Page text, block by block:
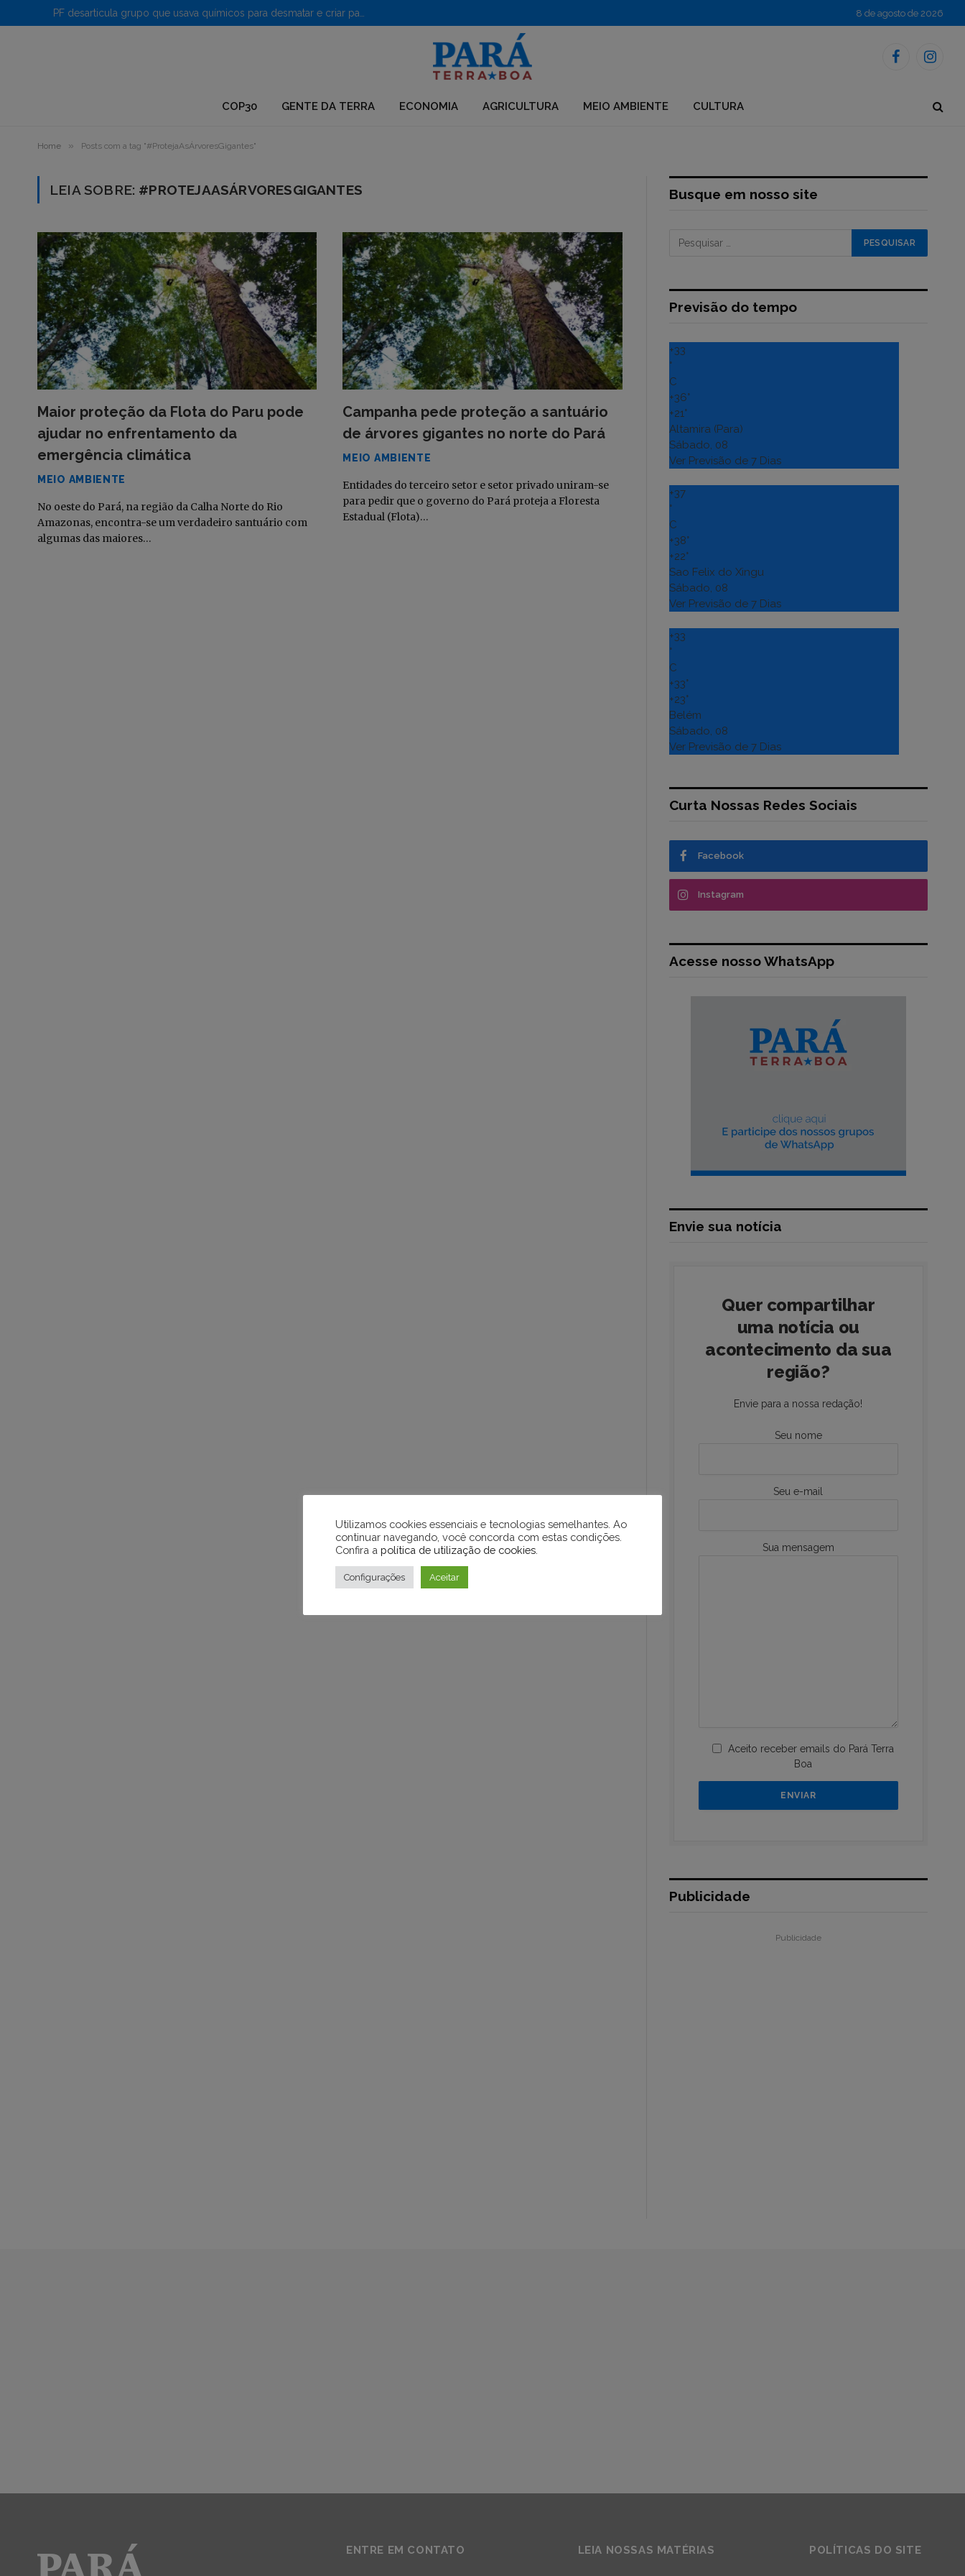
8 de agosto de 2026
Facebook
COP30 GENTE DA TERRA ECONOMIA AGRICULTURA MEIO AMBIENTE CULTURA
Home » Posts com a tag "#ProtejaAsÁrvoresGigantes"
LEIA SOBRE: #PROTEJAASÁRVORESGIGANTES
Maior proteção da Flota do Paru pode
ajudar no enfrentamento da
emergência climática
MEIO AMBIENTE
No oeste do Pará, na região da Calha Norte do Rio
Amazonas, encontra-se um verdadeiro santuário com
algumas das maiores…
Campanha pede proteção a santuário
de árvores gigantes no norte do Pará
MEIO AMBIENTE
Entidades do terceiro setor e setor privado uniram-se
para pedir que o governo do Pará proteja a Floresta
Estadual (Flota)…
Busque em nosso site
Previsão do tempo
+33
°
C
+36°
+21°
Altamira (Para)
Sábado, 08
Ver Previsão de 7 Dias
+37
°
C
+38°
+22°
Sao Felix do Xingu
Sábado, 08
Ver Previsão de 7 Dias
+33
°
C
+33°
+23°
Belém
Sábado, 08
Ver Previsão de 7 Dias
Curta Nossas Redes Sociais
Facebook
Instagram
Acesse nosso WhatsApp
Envie sua notícia
Quer compartilhar
uma notícia ou
acontecimento da sua
região?
Envie para a nossa redação!
Seu nome
Seu e-mail
Sua mensagem
Aceito receber emails do Pará Terra
Boa
Publicidade
Publicidade
ENTRE EM CONTATO LEIA NOSSAS MATÉRIAS POLÍTICAS DO SITE
Utilizamos cookies essenciais e tecnologias semelhantes. Ao
continuar navegando, você concorda com estas condições.
Confira a política de utilização de cookies
Configurações Aceitar